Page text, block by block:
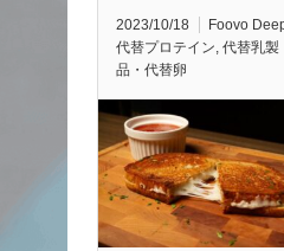
2023/10/18 Foovo
代替プロテイン 代替乳製
品・代替卵